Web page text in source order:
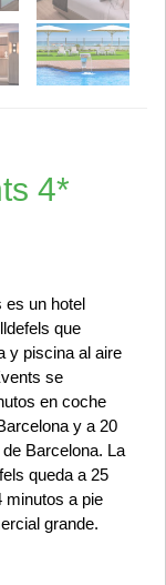
4*
es un hotel
que
y piscina al aire
se
en coche
y a 20
Barcelona. La
queda a 25
minutos a pie
grande.